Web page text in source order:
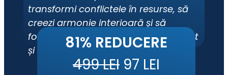
transformi conflictele în resurse, să
creezi armonie interioară și să
folosești tehnica atât pentru tine, cât
și în lucrul cu alții.
81% REDUCERE
499 LEI 97 LEI